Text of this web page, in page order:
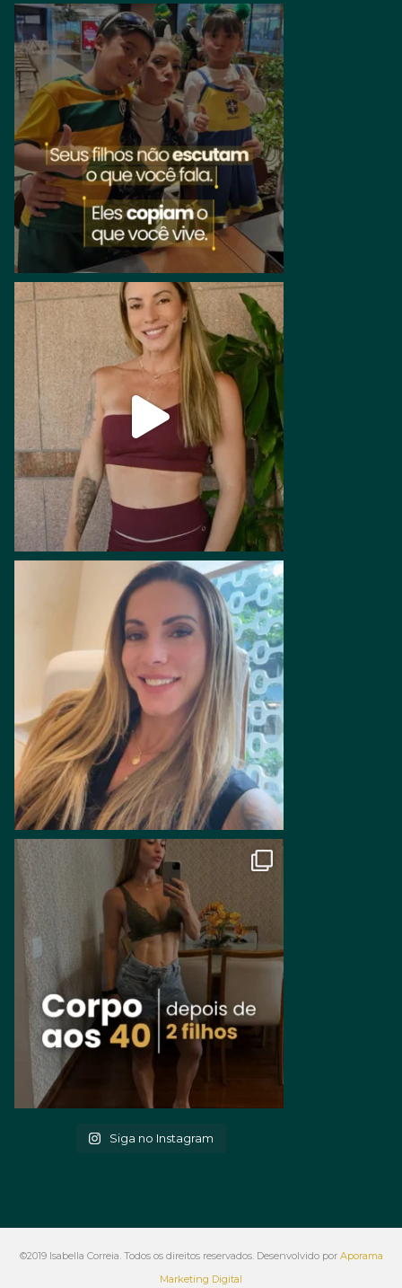
Siga no Instagram
©2019 Isabella Correia. Todos os direitos reservados. Desenvolvido por Aporama
Marketing Digital